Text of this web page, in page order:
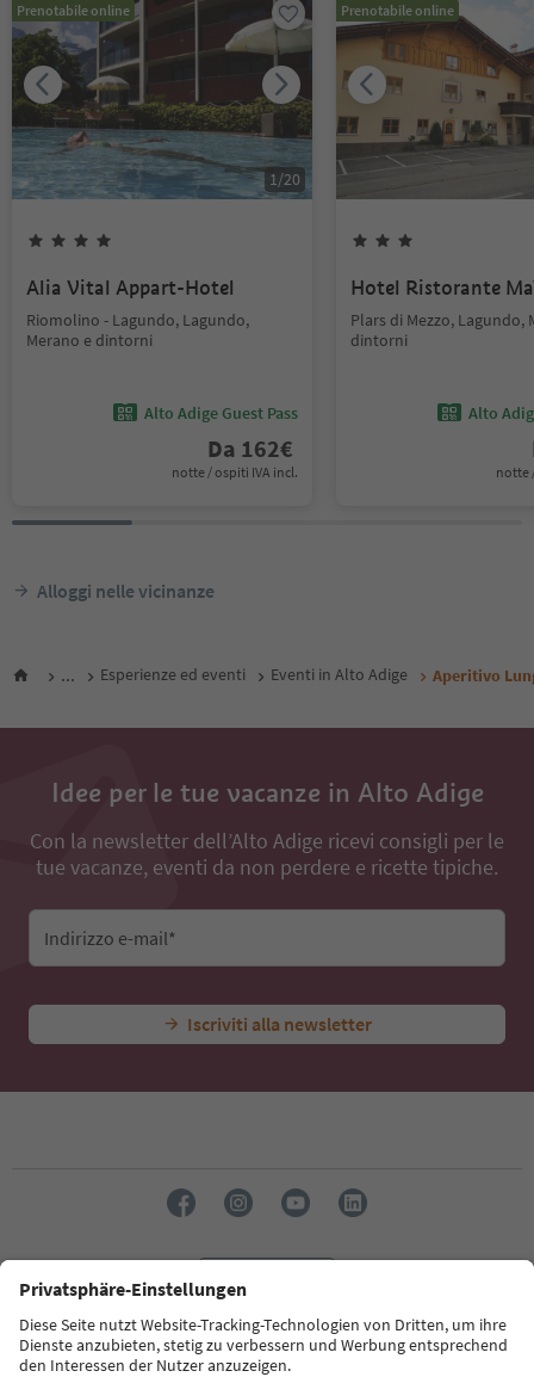
Prenotabile online
1/20
Alia Vital Appart-Hotel
Riomolino - Lagundo, Lagundo,
Merano e dintorni
Alto Adige Guest Pass
Da 162€
notte / ospiti IVA incl.
Prenotabile online
Hotel Ristorante
Plars di Mezzo, Lagundo,
dintorni
Alto
notte
Alloggi nelle vicinanze
... Esperienze ed eventi Eventi in Alto Adige Aperitivo
Idee per le tue vacanze in Alto Adige
Con la newsletter dell’Alto Adige ricevi consigli per le
tue vacanze, eventi da non perdere e ricette tipiche.
Indirizzo e-mail*
Iscriviti alla newsletter
Südtirol Guide App